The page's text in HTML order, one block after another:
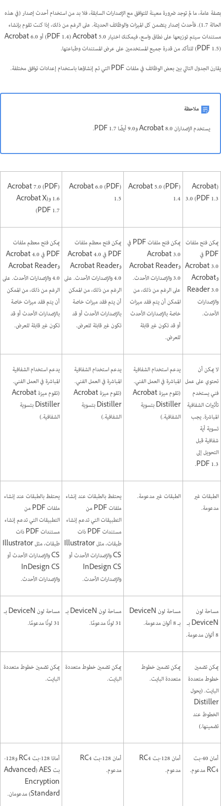
بصفة عامة، ما لم توجد ضرورة معينة للتوافق مع الإصدارات السابقة، فلا بد من استخدام أحدث إصدار (في هذه
الحالة 1.7). فأحدث إصدار يتضمن كل الميزات والوظائف الحديثة. على الرغم من ذلك، إذا كنت تقوم بإنشاء
مستندات سيتم توزيعها على نطاق واسع، فيمكنك اختيار Acrobat 5.0 ‏(PDF 1.4) أو Acrobat 6.0
‏(PDF 1.5) للتأكد من قدرة جميع المستخدمين على عرض المستندات وطباعتها.
يقارن الجدول التالي بين بعض الوظائف في ملفات PDF التي تم إنشاؤها باستخدام إعدادات توافق مختلفة.
ملاحظة
يستخدم الإصداران Acrobat 8.0 و9.0 أيضًا PDF 1.7.
(Acrobat
3.0 (PDF 1.3
(Acrobat 5.0 (PDF
1.4
(Acrobat 6.0 (PDF
1.5
(Acrobat 7.0 (PDF
1.6 و(Acrobat X
(PDF 1.7
يمكن فتح ملفات
PDF في
Acrobat 3.0
وAcrobat
Reader 3.0
والإصدارات
الأحدث.
يمكن فتح ملفات PDF في
Acrobat 3.0
وAcrobat Reader
3.0 والإصدارات الأحدث.
على الرغم من ذلك، من
الممكن أن يتم فقد ميزات
خاصة بالإصدارات الأحدث
أو قد تكون غير قابلة
للعرض.
يمكن فتح معظم ملفات
PDF في Acrobat 4.0
وAcrobat Reader
4.0 والإصدارات الأحدث. على
الرغم من ذلك، من الممكن
أن يتم فقد ميزات خاصة
بالإصدارات الأحدث أو قد
تكون غير قابلة للعرض.
يمكن فتح معظم ملفات
PDF في Acrobat 4.0
وAcrobat Reader
4.0 والإصدارات الأحدث. على
الرغم من ذلك، من الممكن
أن يتم فقد ميزات خاصة
بالإصدارات الأحدث أو قد
تكون غير قابلة للعرض.
لا يمكن أن
تحتوي على عمل
فني يستخدم
تأثيرات الشفافية
المباشرة. يجب
تسوية أية
شفافية قبل
التحويل إلى
PDF 1.3.
يدعم استخدام الشفافية
المباشرة في العمل الفني.
(تقوم ميزة Acrobat
Distiller بتسوية
الشفافية.)
يدعم استخدام الشفافية
المباشرة في العمل الفني.
(تقوم ميزة Acrobat
Distiller بتسوية
الشفافية.)
يدعم استخدام الشفافية
المباشرة في العمل الفني.
(تقوم ميزة Acrobat
Distiller بتسوية
الشفافية.)
الطبقات غير
مدعومة.
الطبقات غير مدعومة.
يحتفظ بالطبقات عند إنشاء
ملفات PDF من
التطبيقات التي تدعم إنشاء
مستندات PDF ذات
طبقات، مثل Illustrator
CS والإصدارات الأحدث أو
InDesign CS
والإصدارات الأحدث.
يحتفظ بالطبقات عند إنشاء
ملفات PDF من
التطبيقات التي تدعم إنشاء
مستندات PDF ذات
طبقات، مثل Illustrator
CS والإصدارات الأحدث أو
InDesign CS
والإصدارات الأحدث.
مساحة لون
DeviceN بـ
8 ألوان مدعومة.
مساحة لون DeviceN
بـ 8 ألوان مدعومة.
مساحة لون DeviceN بـ
31 لونًا مدعومًا.
مساحة لون DeviceN بـ
31 لونًا مدعومًا.
يمكن تضمين
خطوط متعددة
البايت. (يحول
Distiller
الخطوط عند
تضمينها.)
يمكن تضمين خطوط
متعددة البايت.
يمكن تضمين خطوط متعددة
البايت.
يمكن تضمين خطوط متعددة
البايت.
أمان 40-بت
RC4 مدعوم.
أمان 128-بت RC4
مدعوم.
أمان 128-بت RC4
مدعوم.
أمانا 128-بت RC4 و128-
بت AES ‏(Advanced
Encryption
Standard) مدعومان.